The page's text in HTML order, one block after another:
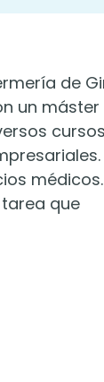
de
un máster
médicos.
que